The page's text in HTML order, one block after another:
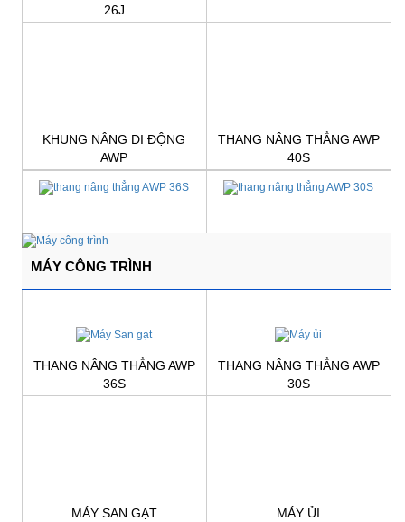
26J
KHUNG NÂNG DI ĐỘNG
AWP
Giá:Liên hệ
THANG NÂNG THẲNG AWP
40S
Giá:Liên hệ
THANG NÂNG THẲNG AWP
36S
THANG NÂNG THẲNG AWP
30S
MÁY CÔNG TRÌNH
MÁY SAN GẠT MÁY ỦI